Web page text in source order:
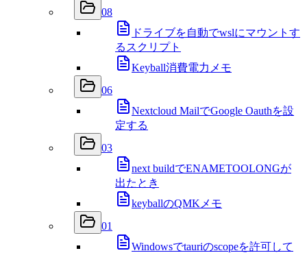
08
ドライブを自動でwslにマウントす
るスクリプト
Keyball消費電力メモ
06
Nextcloud MailでGoogle Oauthを設
定する
03
next buildでENAMETOOLONGが
出たとき
keyballのQMKメモ
01
Windowsでtauriのscopeを許可して